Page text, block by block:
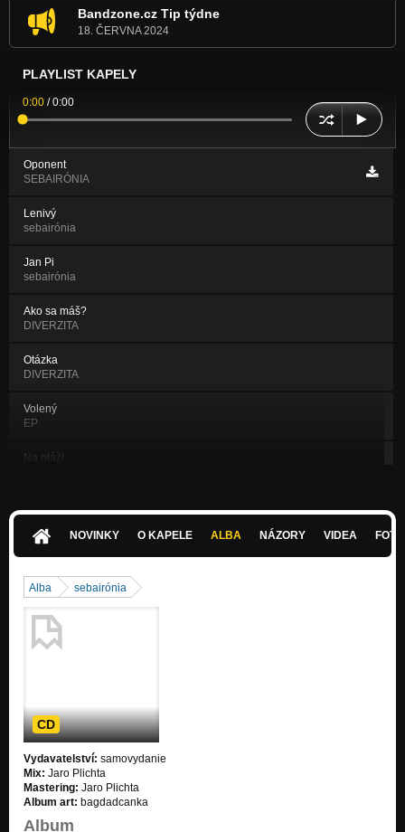
Bandzone.cz Tip týdne
18. ČERVNA 2024
PLAYLIST KAPELY
0:00 /0:00
Oponent
SEBAIRÓNIA
Lenivý
sebairónia
Jan Pi
sebairónia
Ako sa máš?
DIVERZITA
Otázka
DIVERZITA
Volený
EP
Na pláž!
Boha mu!
Smrad moci
Prelomový Album
NOVINKY O KAPELE ALBA NÁZORY VIDEA
Alba sebairónia
CD
Vydavatelství: samovydanie
Mix: Jaro Plichta
Mastering: Jaro Plichta
Album art: bagdadcanka
Album